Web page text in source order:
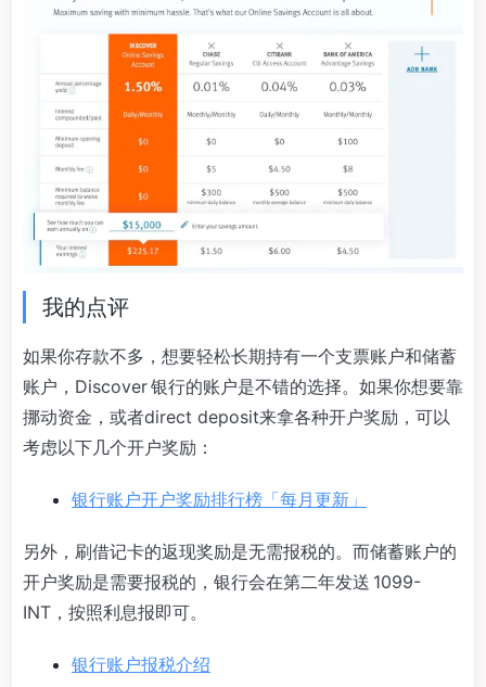
我的点评
如果你存款不多，想要轻松长期持有一个支票账户和储蓄
账户，Discover 银行的账户是不错的选择。如果你想要靠
挪动资金，或者direct deposit来拿各种开户奖励，可以
考虑以下几个开户奖励：
银行账户开户奖励排行榜「每月更新」
另外，刷借记卡的返现奖励是无需报税的。而储蓄账户的
开户奖励是需要报税的，银行会在第二年发送 1099-
INT，按照利息报即可。
银行账户报税介绍